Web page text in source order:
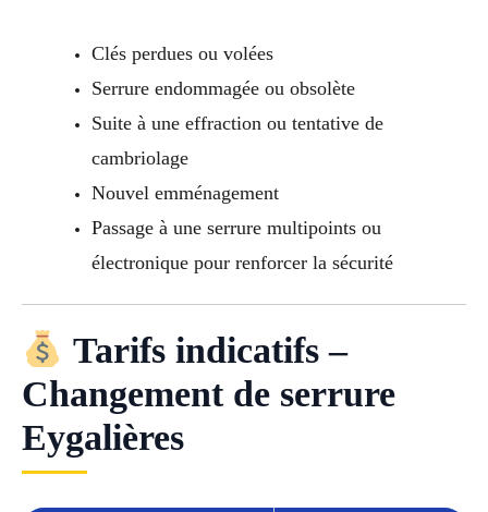
Clés perdues ou volées
Serrure endommagée ou obsolète
Suite à une effraction ou tentative de
cambriolage
Nouvel emménagement
Passage à une serrure multipoints ou
électronique pour renforcer la sécurité
Tarifs indicatifs –
Changement de serrure
Eygalières